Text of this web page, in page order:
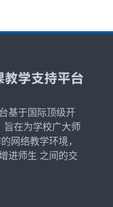
基于国际顶级开
在为学校广大师
网络教学环境，
进师生 之间的交